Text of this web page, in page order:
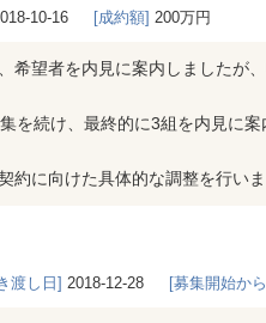
10-16 [成約額] 200万円
希望者を内見に案内しましたが
を続け、最終的に3組を内見に
約に向けた具体的な調整を行いま
渡し日] 2018-12-28 [募集開始か